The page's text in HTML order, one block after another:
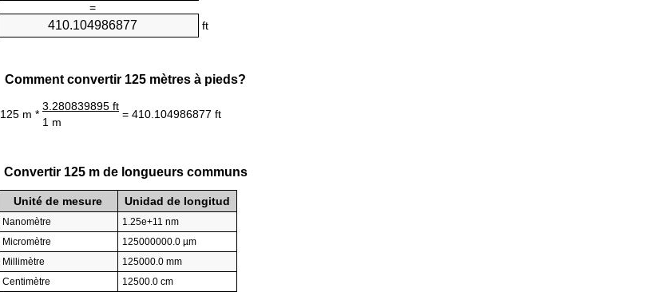
=
ft
Comment convertir 125 mètres à pieds?
125 m *
3.280839895 ft
= 410.104986877 ft
1 m
Convertir 125 m de longueurs communs
Unité de mesure Unidad de longitud
Nanomètre
1.25e+11 nm
Micromètre
125000000.0 µm
Millimètre
125000.0 mm
Centimètre
12500.0 cm